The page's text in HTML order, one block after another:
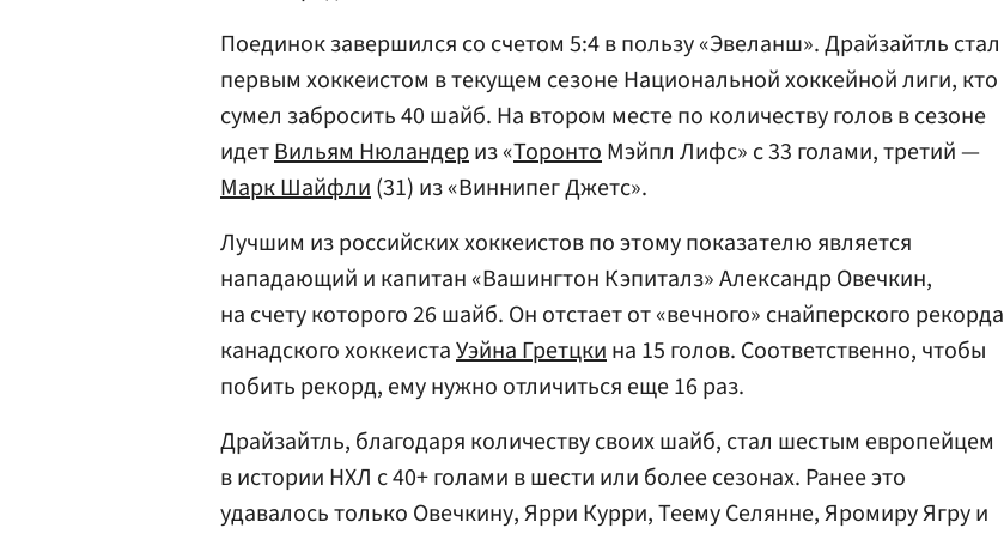
Поединок завершился со счетом 5:4 в пользу «Эвеланш». Драйзайтль стал
первым хоккеистом в текущем сезоне Национальной хоккейной лиги, кто
сумел забросить 40 шайб. На втором месте по количеству голов в сезоне
идетВильям Нюландериз «ТоронтоМэйпл Лифс» с 33 голами, третий —
Марк Шайфли(31) из «Виннипег Джетс».
Лучшим из российских хоккеистов по этому показателю является
нападающий и капитан «Вашингтон Кэпиталз» Александр Овечкин,
на счету которого 26 шайб. Он отстает от «вечного» снайперского рекорда
канадского хоккеистаУэйна Гретцкина 15 голов. Соответственно, чтобы
побить рекорд, ему нужно отличиться еще 16 раз.
Драйзайтль, благодаря количеству своих шайб, стал шестым европейцем
в истории НХЛ с 40+ голами в шести или более сезонах. Ранее это
удавалось только Овечкину, Ярри Курри, Теему Селянне, Яромиру Ягру и